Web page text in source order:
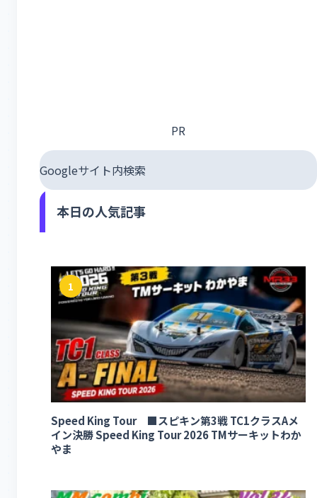
PR
Googleサイト内検索
本日の人気記事
1
Speed King Tour ■スピキン第3戦 TC1クラスAメ
イン決勝 Speed King Tour 2026 TMサーキットわか
やま